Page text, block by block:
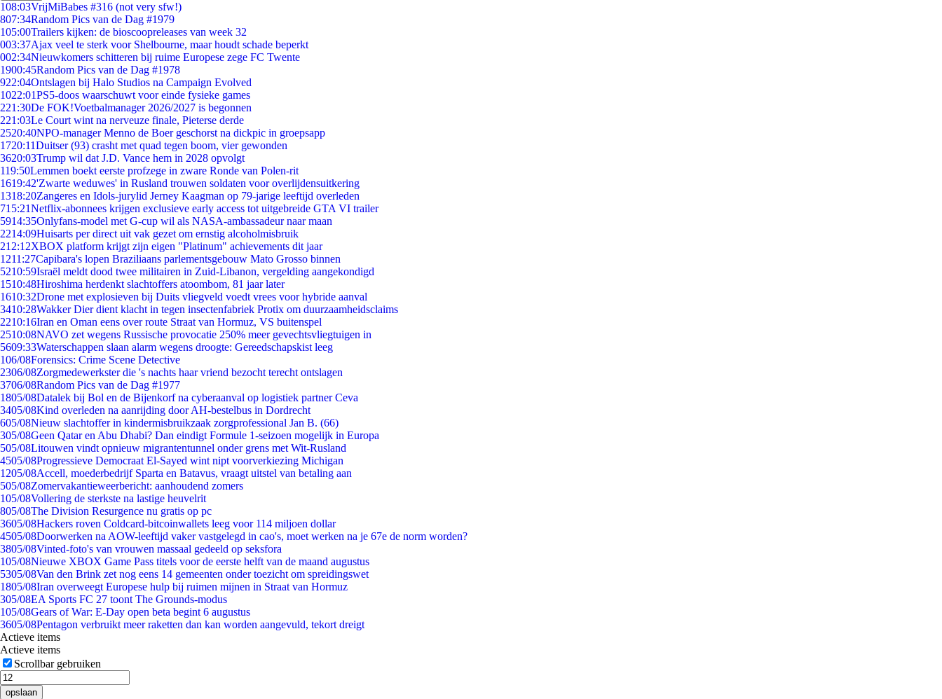
108:03VrijMiBabes #316 (not very sfw!)
807:34Random Pics van de Dag #1979
105:00Trailers kijken: de bioscoopreleases van week 32
003:37Ajax veel te sterk voor Shelbourne, maar houdt schade beperkt
002:34Nieuwkomers schitteren bij ruime Europese zege FC Twente
1900:45Random Pics van de Dag #1978
922:04Ontslagen bij Halo Studios na Campaign Evolved
1022:01PS5-doos waarschuwt voor einde fysieke games
221:30De FOK!Voetbalmanager 2026/2027 is begonnen
221:03Le Court wint na nerveuze finale, Pieterse derde
2520:40NPO-manager Menno de Boer geschorst na dickpic in groepsapp
1720:11Duitser (93) crasht met quad tegen boom, vier gewonden
3620:03Trump wil dat J.D. Vance hem in 2028 opvolgt
119:50Lemmen boekt eerste profzege in zware Ronde van Polen-rit
1619:42'Zwarte weduwes' in Rusland trouwen soldaten voor overlijdensuitkering
1318:20Zangeres en Idols-jurylid Jerney Kaagman op 79-jarige leeftijd overleden
715:21Netflix-abonnees krijgen exclusieve early access tot uitgebreide GTA VI trailer
5914:35Onlyfans-model met G-cup wil als NASA-ambassadeur naar maan
2214:09Huisarts per direct uit vak gezet om ernstig alcoholmisbruik
212:12XBOX platform krijgt zijn eigen "Platinum" achievements dit jaar
1211:27Capibara's lopen Braziliaans parlementsgebouw Mato Grosso binnen
5210:59Israël meldt dood twee militairen in Zuid-Libanon, vergelding aangekondigd
1510:48Hiroshima herdenkt slachtoffers atoombom, 81 jaar later
1610:32Drone met explosieven bij Duits vliegveld voedt vrees voor hybride aanval
3410:28Wakker Dier dient klacht in tegen insectenfabriek Protix om duurzaamheidsclaims
2210:16Iran en Oman eens over route Straat van Hormuz, VS buitenspel
2510:08NAVO zet wegens Russische provocatie 250% meer gevechtsvliegtuigen in
5609:33Waterschappen slaan alarm wegens droogte: Gereedschapskist leeg
106/08Forensics: Crime Scene Detective
2306/08Zorgmedewerkster die 's nachts haar vriend bezocht terecht ontslagen
3706/08Random Pics van de Dag #1977
1805/08Datalek bij Bol en de Bijenkorf na cyberaanval op logistiek partner Ceva
3405/08Kind overleden na aanrijding door AH-bestelbus in Dordrecht
605/08Nieuw slachtoffer in kindermisbruikzaak zorgprofessional Jan B. (66)
305/08Geen Qatar en Abu Dhabi? Dan eindigt Formule 1-seizoen mogelijk in Europa
505/08Litouwen vindt opnieuw migrantentunnel onder grens met Wit-Rusland
4505/08Progressieve Democraat El-Sayed wint nipt voorverkiezing Michigan
1205/08Accell, moederbedrijf Sparta en Batavus, vraagt uitstel van betaling aan
505/08Zomervakantieweerbericht: aanhoudend zomers
105/08Vollering de sterkste na lastige heuvelrit
805/08The Division Resurgence nu gratis op pc
3605/08Hackers roven Coldcard-bitcoinwallets leeg voor 114 miljoen dollar
4505/08Doorwerken na AOW-leeftijd vaker vastgelegd in cao's, moet werken na je 67e de norm worden?
3805/08Vinted-foto's van vrouwen massaal gedeeld op seksfora
105/08Nieuwe XBOX Game Pass titels voor de eerste helft van de maand augustus
5305/08Van den Brink zet nog eens 14 gemeenten onder toezicht om spreidingswet
1805/08Iran overweegt Europese hulp bij ruimen mijnen in Straat van Hormuz
305/08EA Sports FC 27 toont The Grounds-modus
105/08Gears of War: E-Day open beta begint 6 augustus
3605/08Pentagon verbruikt meer raketten dan kan worden aangevuld, tekort dreigt
Actieve items
Actieve items
Scrollbar gebruiken
opslaan